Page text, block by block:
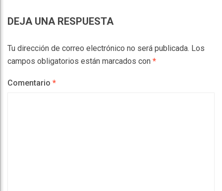
DEJA UNA RESPUESTA
Tu dirección de correo electrónico no será publicada. Los
campos obligatorios están marcados con *
Comentario *